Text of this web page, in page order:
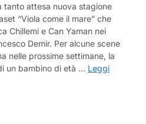
tanto attesa nuova stagione
“Viola come il mare” che
Chillemi e Can Yaman nei
Demir. Per alcune scene
nelle prossime settimane, la
un bambino di età … Leggi